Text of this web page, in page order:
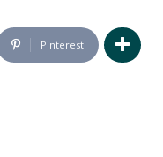
Pinterest